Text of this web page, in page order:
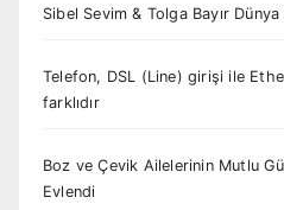
Sibel Sevim & Tolga Bayır
Telefon, DSL (Line) girişi ile
farklıdır
Boz ve Çevik Ailelerinin Mutlu
Evlendi